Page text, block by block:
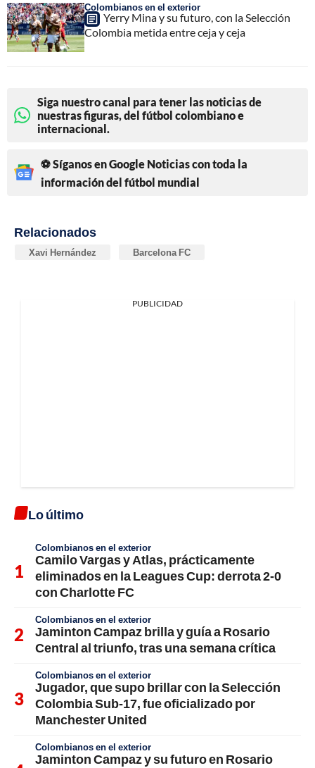
Colombianos en el exterior
Yerry Mina y su futuro, con la Selección
Colombia metida entre ceja y ceja
Siga nuestro canal para tener las noticias de
nuestras figuras, del fútbol colombiano e
internacional.
⚽ Síganos en Google Noticias con toda la
información del fútbol mundial
Relacionados
Xavi Hernández Barcelona FC
PUBLICIDAD
Lo último
Colombianos en el exterior
Camilo Vargas y Atlas, prácticamente
eliminados en la Leagues Cup: derrota 2-0
con Charlotte FC
Colombianos en el exterior
Jaminton Campaz brilla y guía a Rosario
Central al triunfo, tras una semana crítica
Colombianos en el exterior
Jugador, que supo brillar con la Selección
Colombia Sub-17, fue oficializado por
Manchester United
Colombianos en el exterior
Jaminton Campaz y su futuro en Rosario